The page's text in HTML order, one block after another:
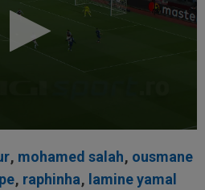
, mohamed salah, ousmane
, raphinha, lamine yamal